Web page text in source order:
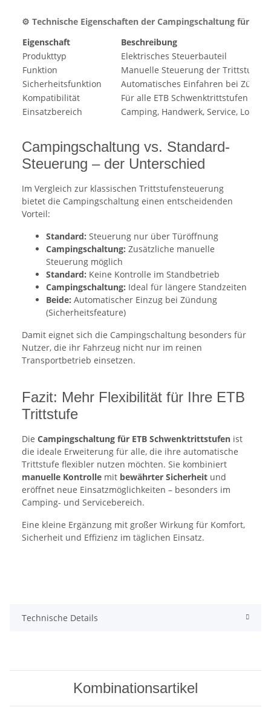
⚙️ Technische Eigenschaften der Campingschaltung für
Eigenschaft
Beschreibung
Produkttyp
Elektrisches Steuerbauteil
Funktion
Manuelle Steuerung der Trittstufe
Sicherheitsfunktion
Automatisches Einfahren bei
Kompatibilität
Für alle ETB Schwenktrittstufen
Einsatzbereich
Camping, Handwerk, Service, Logistik
Campingschaltung vs. Standard-
Steuerung – der Unterschied
Im Vergleich zur klassischen Trittstufensteuerung
bietet die Campingschaltung einen entscheidenden
Vorteil:
Standard: Steuerung nur über Türöffnung
Campingschaltung: Zusätzliche manuelle
Steuerung möglich
Standard: Keine Kontrolle im Standbetrieb
Campingschaltung: Ideal für längere Standzeiten
Beide: Automatischer Einzug bei Zündung
(Sicherheitsfeature)
Damit eignet sich die Campingschaltung besonders für
Nutzer, die ihr Fahrzeug nicht nur im reinen
Transportbetrieb einsetzen.
Fazit: Mehr Flexibilität für Ihre ETB
Trittstufe
Die Campingschaltung für ETB Schwenktrittstufen ist
die ideale Erweiterung für alle, die ihre automatische
Trittstufe flexibler nutzen möchten. Sie kombiniert
manuelle Kontrolle mit bewährter Sicherheit und
eröffnet neue Einsatzmöglichkeiten – besonders im
Camping- und Servicebereich.
Eine kleine Ergänzung mit großer Wirkung für Komfort,
Sicherheit und Effizienz im täglichen Einsatz.
Technische Details
Kombinationsartikel